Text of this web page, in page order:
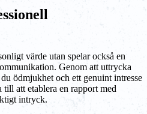
värde utan spelar också en
Genom att uttrycka
ödmjukhet och ett genuint intresse
att etablera en rapport med
intryck.